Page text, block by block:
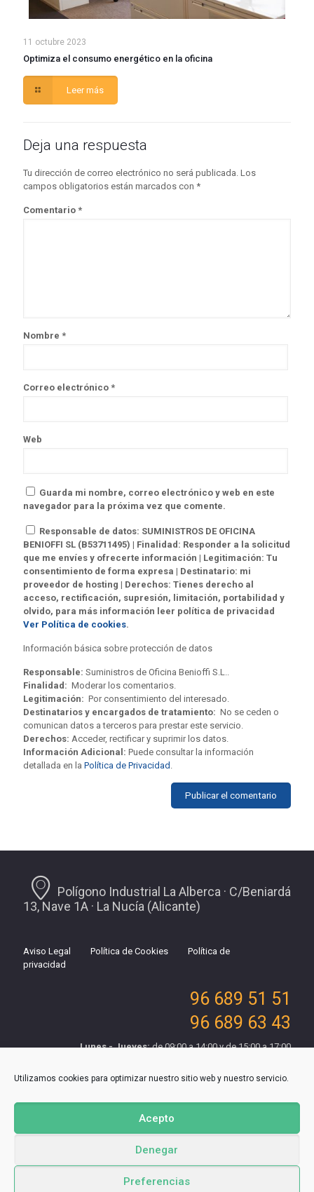
Utilizamos cookies para optimizar nuestro sitio web y nuestro servicio.
Acepto
Denegar
Preferencias
11 octubre 2023
Optimiza el consumo energético en la oficina
Leer más
Deja una respuesta
Tu dirección de correo electrónico no será publicada. Los
campos obligatorios están marcados con *
Comentario *
Nombre *
Correo electrónico *
Web
Guarda mi nombre, correo electrónico y web en este
navegador para la próxima vez que comente.
Responsable de datos: SUMINISTROS DE OFICINA
BENIOFFI SL (B53711495) | Finalidad: Responder a la solicitud
que me envíes y ofrecerte información | Legitimación: Tu
consentimiento de forma expresa | Destinatario: mi
proveedor de hosting | Derechos: Tienes derecho al
acceso, rectificación, supresión, limitación, portabilidad y
olvido, para más información leer política de privacidad
Ver Política de cookies.
Información básica sobre protección de datos
Responsable: Suministros de Oficina Benioffi S.L..
Finalidad: Moderar los comentarios.
Legitimación: Por consentimiento del interesado.
Destinatarios y encargados de tratamiento: No se ceden o
comunican datos a terceros para prestar este servicio.
Derechos: Acceder, rectificar y suprimir los datos.
Información Adicional: Puede consultar la información
detallada en la Política de Privacidad .
Polígono Industrial La Alberca · C/Beniardá
13, Nave 1A · La Nucía (Alicante)
Aviso Legal Política de Cookies
Política de
privacidad
96 689 51 51
96 689 63 43
Lunes - Jueves:de 09:00 a 14:00 y de 15:00 a 17:00
reservados. Diseñado porDiseños Webs